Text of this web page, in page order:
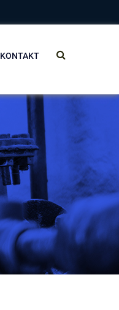
KONTAKT